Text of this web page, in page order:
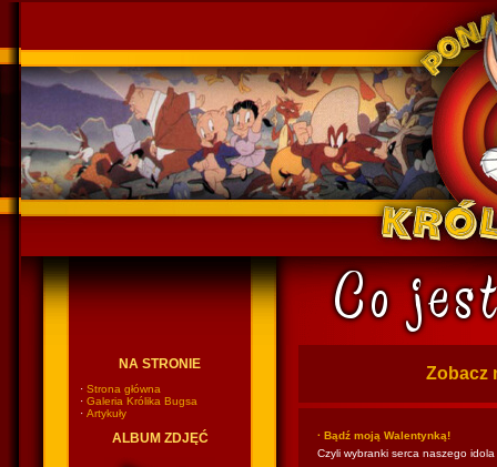
NA STRONIE
· Strona główna
· Galeria Królika Bugsa
· Artykuły
ALBUM ZDJĘĆ
Zobacz
· Bądź moją Walentynką!
Czyli wybranki serca naszego idola